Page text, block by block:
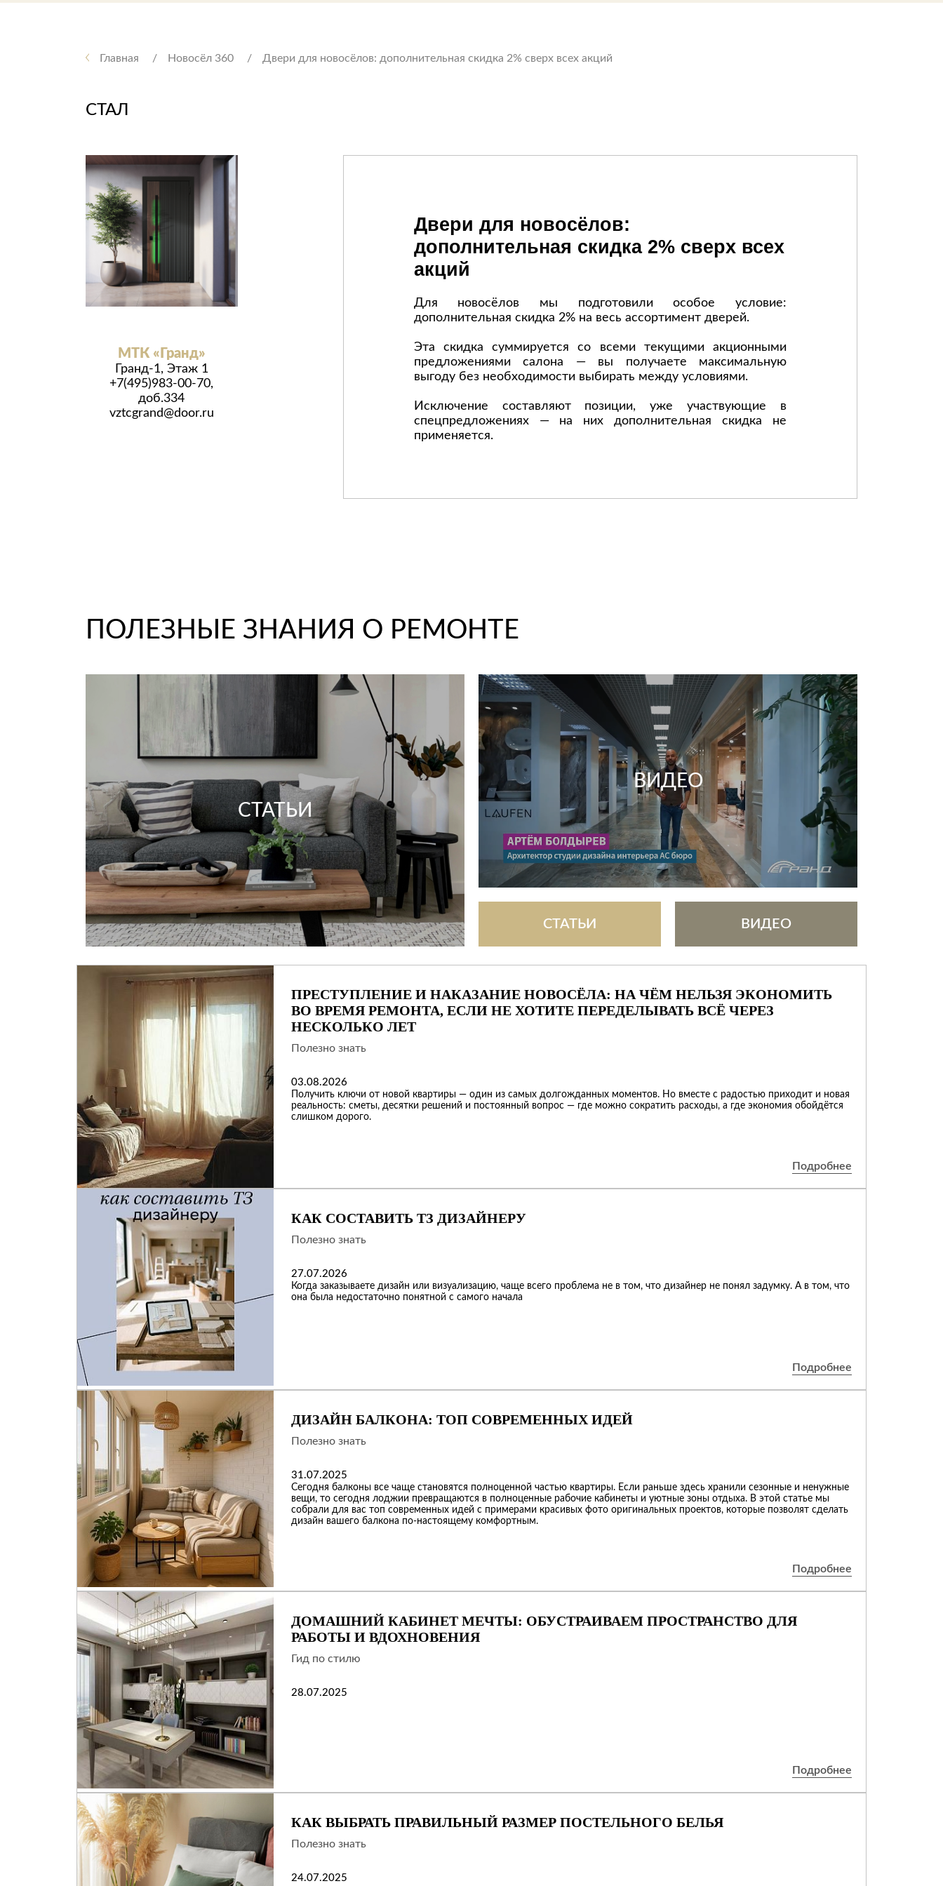
Главная Новосёл 360 Двери для новосёлов: дополнительная скидка 2% сверх всех акций
СТАЛ
МТК «Гранд»
Гранд-1, Этаж 1
+7(495)983-00-70,
доб.334
vztcgrand@door.ru
Двери для новосёлов:
дополнительная скидка 2% сверх всех
акций
Для новосёлов мы подготовили особое условие:
дополнительная скидка 2% на весь ассортимент дверей.
Эта скидка суммируется со всеми текущими акционными
предложениями салона — вы получаете максимальную
выгоду без необходимости выбирать между условиями.
Исключение составляют позиции, уже участвующие в
спецпредложениях — на них дополнительная скидка не
применяется.
ПОЛЕЗНЫЕ ЗНАНИЯ О РЕМОНТЕ
СТАТЬИ
ВИДЕО
СТАТЬИ ВИДЕО
ПРЕСТУПЛЕНИЕ И НАКАЗАНИЕ НОВОСЁЛА: НА ЧЁМ НЕЛЬЗЯ ЭКОНОМИТЬ
ВО ВРЕМЯ РЕМОНТА, ЕСЛИ НЕ ХОТИТЕ ПЕРЕДЕЛЫВАТЬ ВСЁ ЧЕРЕЗ
НЕСКОЛЬКО ЛЕТ
Полезно знать
03.08.2026
Получить ключи от новой квартиры — один из самых долгожданных моментов. Но вместе с радостью приходит и новая
реальность: сметы, десятки решений и постоянный вопрос — где можно сократить расходы, а где экономия обойдётся
слишком дорого.
Подробнее
КАК СОСТАВИТЬ ТЗ ДИЗАЙНЕРУ
Полезно знать
27.07.2026
Когда заказываете дизайн или визуализацию, чаще всего проблема не в том, что дизайнер не понял задумку. А в том, что
она была недостаточно понятной с самого начала
Подробнее
ДИЗАЙН БАЛКОНА: ТОП СОВРЕМЕННЫХ ИДЕЙ
Полезно знать
31.07.2025
Сегодня балконы все чаще становятся полноценной частью квартиры. Если раньше здесь хранили сезонные и ненужные
вещи, то сегодня лоджии превращаются в полноценные рабочие кабинеты и уютные зоны отдыха. В этой статье мы
собрали для вас топ современных идей с примерами красивых фото оригинальных проектов, которые позволят сделать
дизайн вашего балкона по-настоящему комфортным.
Подробнее
ДОМАШНИЙ КАБИНЕТ МЕЧТЫ: ОБУСТРАИВАЕМ ПРОСТРАНСТВО ДЛЯ
РАБОТЫ И ВДОХНОВЕНИЯ
Гид по стилю
28.07.2025
Подробнее
КАК ВЫБРАТЬ ПРАВИЛЬНЫЙ РАЗМЕР ПОСТЕЛЬНОГО БЕЛЬЯ
Полезно знать
24.07.2025